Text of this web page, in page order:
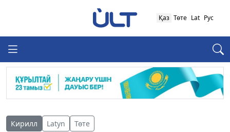
Қаз Төте Lat Рус
Кирилл Latyn Төте